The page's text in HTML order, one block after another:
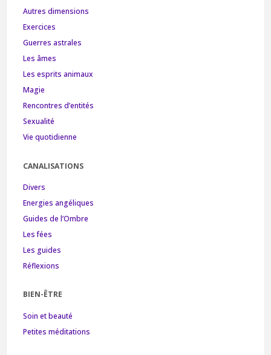
Autres dimensions
Exercices
Guerres astrales
Les âmes
Les esprits animaux
Magie
Rencontres d’entités
Sexualité
Vie quotidienne
CANALISATIONS
Divers
Energies angéliques
Guides de l’Ombre
Les fées
Les guides
Réflexions
BIEN-ÊTRE
Soin et beauté
Petites méditations